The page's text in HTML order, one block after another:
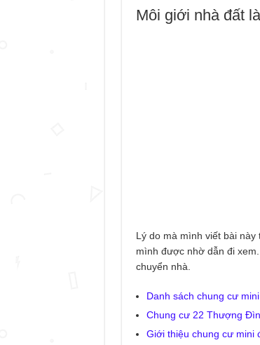
Môi giới nhà đất
Lý do mà mình viết bài
mình được nhờ dẫn đi
chuyển nhà.
Danh sách chung cư
Chung cư 22 Thượng
Giới thiệu chung cư mini